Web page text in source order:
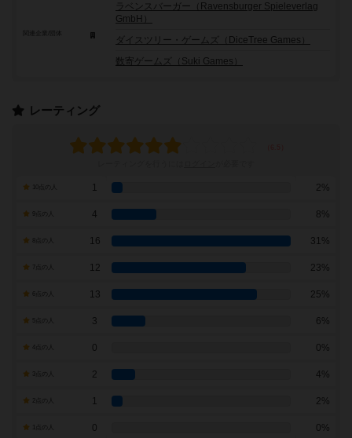
ラベンスバーガー（Ravensburger Spieleverlag
GmbH）
ダイスツリー・ゲームズ（DiceTree Games）
数寄ゲームズ（Suki Games）
レーティング
1 2%
4 8%
16 31%
7点の人 12 23%
13 25%
3 6%
0 0%
2 4%
1 2%
0 0%